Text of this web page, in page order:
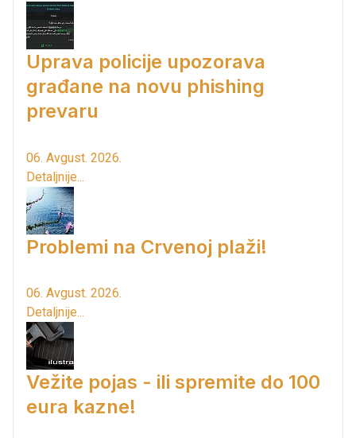
Uprava policije upozorava
građane na novu phishing
prevaru
06. Avgust. 2026.
Detaljnije...
Problemi na Crvenoj plaži!
06. Avgust. 2026.
Detaljnije...
Vežite pojas - ili spremite do 100
eura kazne!